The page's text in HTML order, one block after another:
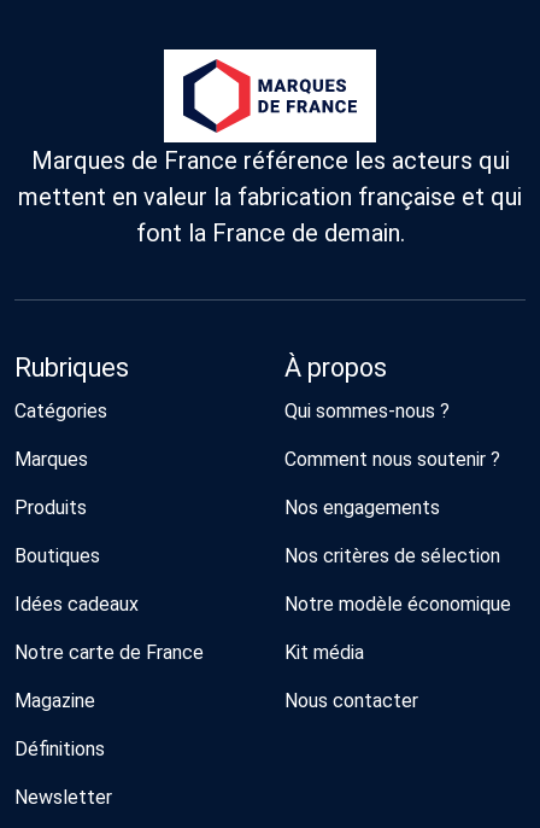
Marques de France référence les acteurs qui
mettent en valeur la fabrication française et qui
font la France de demain.
Rubriques
Catégories
Marques
Produits
Boutiques
Idées cadeaux
Notre carte de France
Magazine
Définitions
Newsletter
À propos
Qui sommes-nous ?
Comment nous soutenir ?
Nos engagements
Nos critères de sélection
Notre modèle économique
Kit média
Nous contacter